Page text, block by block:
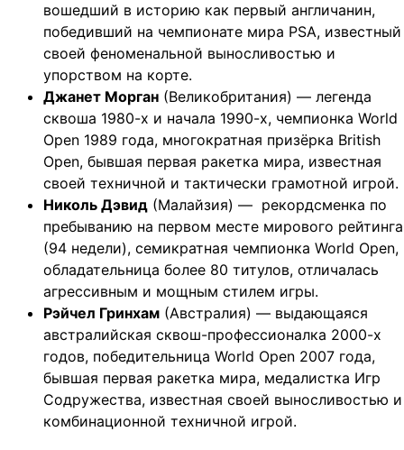
вошедший в историю как первый англичанин,
победивший на чемпионате мира PSA, известный
своей феноменальной выносливостью и
упорством на корте.
Джанет Морган (Великобритания) — легенда
сквоша 1980-х и начала 1990-х, чемпионка World
Open 1989 года, многократная призёрка British
Open, бывшая первая ракетка мира, известная
своей техничной и тактически грамотной игрой.
Николь Дэвид (Малайзия) — рекордсменка по
пребыванию на первом месте мирового рейтинга
(94 недели), семикратная чемпионка World Open,
обладательница более 80 титулов, отличалась
агрессивным и мощным стилем игры.
Рэйчел Гринхам (Австралия) — выдающаяся
австралийская сквош-профессионалка 2000-х
годов, победительница World Open 2007 года,
бывшая первая ракетка мира, медалистка Игр
Содружества, известная своей выносливостью и
комбинационной техничной игрой.